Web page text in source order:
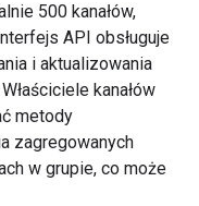
500 kanałów,
API obsługuje
i aktualizowania
kanałów
metody
zagregowanych
w grupie, co może